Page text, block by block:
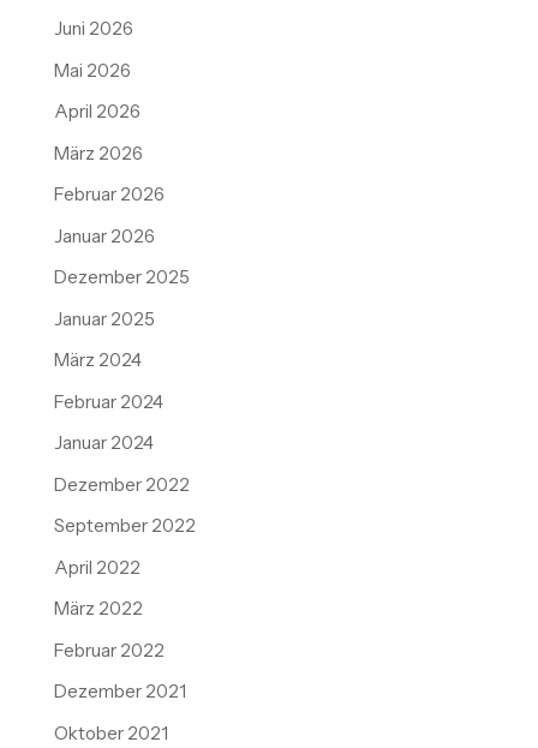
Juni 2026
Mai 2026
April 2026
März 2026
Februar 2026
Januar 2026
Dezember 2025
Januar 2025
März 2024
Februar 2024
Januar 2024
Dezember 2022
September 2022
April 2022
März 2022
Februar 2022
Dezember 2021
Oktober 2021